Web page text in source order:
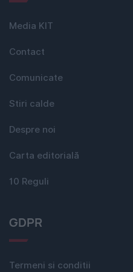
Media KIT
Contact
Comunicate
Stiri calde
Despre noi
Carta editorială
10 Reguli
GDPR
Termeni si conditii